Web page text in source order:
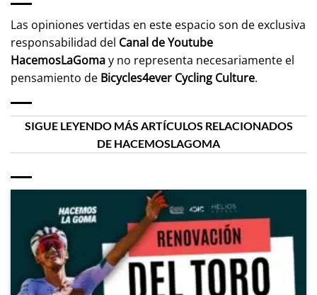
Las opiniones vertidas en este espacio son de exclusiva
responsabilidad del Canal de Youtube
HacemosLaGomay no representa necesariamente el
pensamiento de Bicycles4ever Cycling Culture.
SIGUE LEYENDO MÁS ARTÍCULOS RELACIONADOS
DE HACEMOSLAGOMA